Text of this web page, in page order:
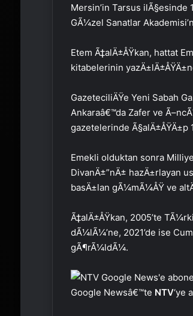
Mersin’in Tarsus ilÃ§esinde
GÃ¼zel Sanatlar
Etem Ã‡alÄ±ÅŸkan, hattat
kitabelerinin
GazeteciliÄŸe Yeni Sabah
Ankaraâ€™da Zafer ve
gazetelerinde Ã§alÄ±ÅŸÄ±p
Emekli olduktan sonra
DivanÄ±”nÄ± hazÄ±rlayan
basÄ±lan gÃ¼mÃ¼ÅŸ ve
Ã‡alÄ±ÅŸkan, 2005’te
dÃ¼lÃ¼’ne, 2021’de ise
gÃ¶rÃ¼ldÃ¼.
Google Newsâ€™te NTV‘ye